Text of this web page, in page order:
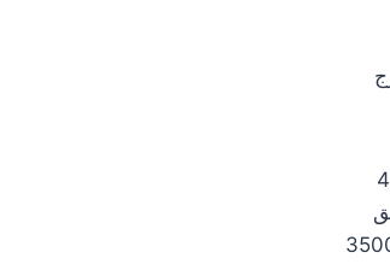
بين 4000-4700
في مناطق
سعر كيلو الصبار بين 1300 و1500 ل.س، وسعر كيلو الاجاص بين الـ 3000 والـ 3500